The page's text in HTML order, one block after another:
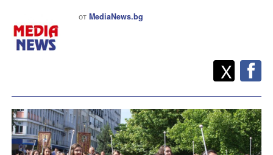
от MediaNews.bg
Споделете
X